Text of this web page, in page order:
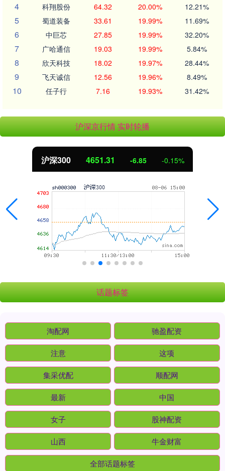
4 科翔股份 64.32 20.00% 12.21%
5 蜀道装备 33.61 19.99% 11.69%
6 中巨芯 27.85 19.99% 32.20%
7 广哈通信 19.03 19.99% 5.84%
8 欣天科技 18.02 19.97% 28.44%
9 飞天诚信 12.56 19.96% 8.49%
10 任子行 7.16 19.93% 31.42%
沪深京行情 实时轮播
沪深300 4651.31 -6.85 -0.15%
话题标签
淘配网 驰盈配资
注意 这项
集采优配 顺配网
最新 中国
女子 股神配资
山西 牛金财富
全部话题标签